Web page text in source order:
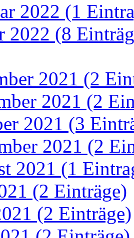
2022 (1
2022 (8
2021 (2
2021 (2
2021 (3
2021 (2
2021 (1
(2 Einträge)
(2 Einträge)